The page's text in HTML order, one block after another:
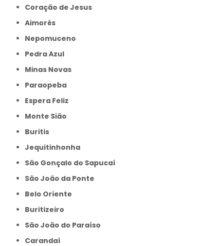
Coração de Jesus
Aimorés
Nepomuceno
Pedra Azul
Minas Novas
Paraopeba
Espera Feliz
Monte Sião
Buritis
Jequitinhonha
São Gonçalo do Sapucaí
São João da Ponte
Belo Oriente
Buritizeiro
São João do Paraíso
Carandaí